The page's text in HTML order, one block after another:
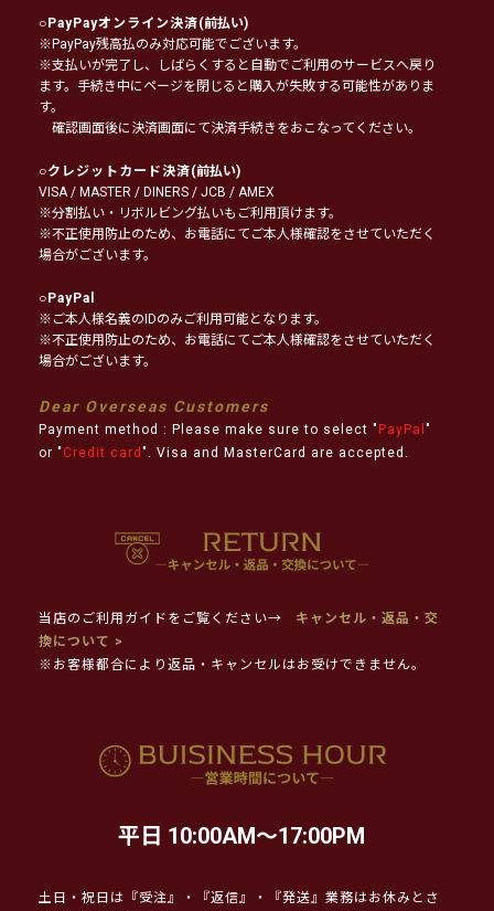
○PayPayオンライン決済(前払い)
※PayPay残高払のみ対応可能でございます。
※支払いが完了し、しばらくすると自動でご利用のサービスへ戻り
ます。手続き中にページを閉じると購入が失敗する可能性がありま
す。
確認画面後に決済画面にて決済手続きをおこなってください。
○クレジットカード決済(前払い)
VISA / MASTER / DINERS / JCB / AMEX
※分割払い・リボルビング払いもご利用頂けます。
※不正使用防止のため、お電話にてご本人様確認をさせていただく
場合がございます。
○PayPal
※ご本人様名義のIDのみご利用可能となります。
※不正使用防止のため、お電話にてご本人様確認をさせていただく
場合がございます。
Dear Overseas Customers
Payment method : Please make sure to select " PayPal "
or " Credit card ". Visa and MasterCard are accepted.
当店のご利用ガイドをご覧ください→
キャンセル・返品・交
換について >
※お客様都合により返品・キャンセルはお受けできません。
平日 10:00AM～17:00PM
土日・祝日は『受注』・『返信』・『発送』業務はお休みとさ